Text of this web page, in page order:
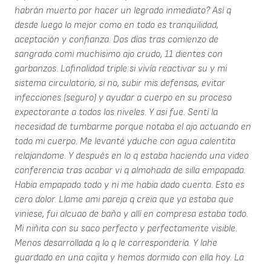
habrán muerto por hacer un legrado inmediato? Así q
desde luego lo mejor como en todo es tranquilidad,
aceptación y confianza. Dos días tras comienzo de
sangrado comi muchisimo ajo crudo, 11 dientes con
garbanzos. Lafinalidad triple:si vivía reactivar su y mi
sistema circulatorio, si no, subir mis defensas, evitar
infecciones (seguro) y ayudar a cuerpo en su proceso
expectorante a todos los niveles. Y asi fue. Sentí la
necesidad de tumbarme porque notaba el ajo actuando en
todo mi cuerpo. Me levanté yduche con agua calentita
relajandome. Y después en lo q estaba haciendo una video
conferencia tras acabar vi q almohada de silla empapada.
Habia empapado todo y ni me habia dado cuenta. Esto es
cero dolor. Llame ami pareja q creia que ya estaba que
viniese, fui alcuao de baño y allí en compresa estaba todo.
Mi niñita con su saco perfecto y perfectamente visible.
Menos desarrollada q lo q le correspondería. Y lahe
guardado en una cajita y hemos dormido con ella hoy. La